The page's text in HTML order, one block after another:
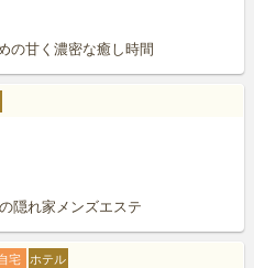
の甘く濃密な癒し時間
隠れ家メンズエステ
ホテル
宅